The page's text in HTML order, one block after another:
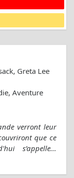
Greta Lee
Aventure
verront leur
que ce
s’appelle...